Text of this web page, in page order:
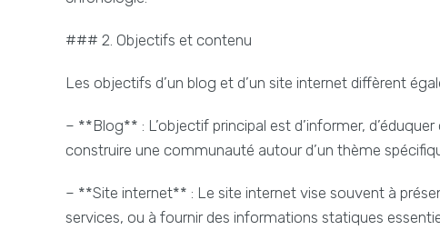
### 2. Objectifs et contenu
Les objectifs d’un blog et d’un site internet diffèrent
– **Blog** : L’objectif principal est d’informer,
construire une communauté autour d’un thème
– **Site internet** : Le site internet vise souvent à
services, ou à fournir des informations statiques